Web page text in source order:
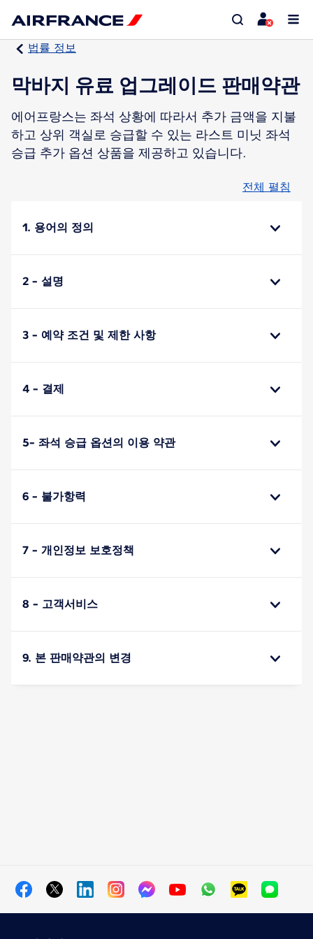
법률 정보
막바지 유료 업그레이드 판매약관
에어프랑스는 좌석 상황에 따라서 추가 금액을 지불
하고 상위 객실로 승급할 수 있는 라스트 미닛 좌석
승급 추가 옵션 상품을 제공하고 있습니다.
전체 펼침
1. 용어의 정의
2 - 설명
3 - 예약 조건 및 제한 사항
4 - 결제
5- 좌석 승급 옵션의 이용 약관
6 - 불가항력
7 - 개인정보 보호정책
8 - 고객서비스
9. 본 판매약관의 변경